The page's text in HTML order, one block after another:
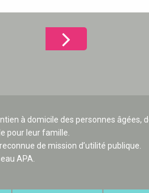
à domicile des personnes âgées,
pour leur famille.
de mission d’utilité publique.
APA.